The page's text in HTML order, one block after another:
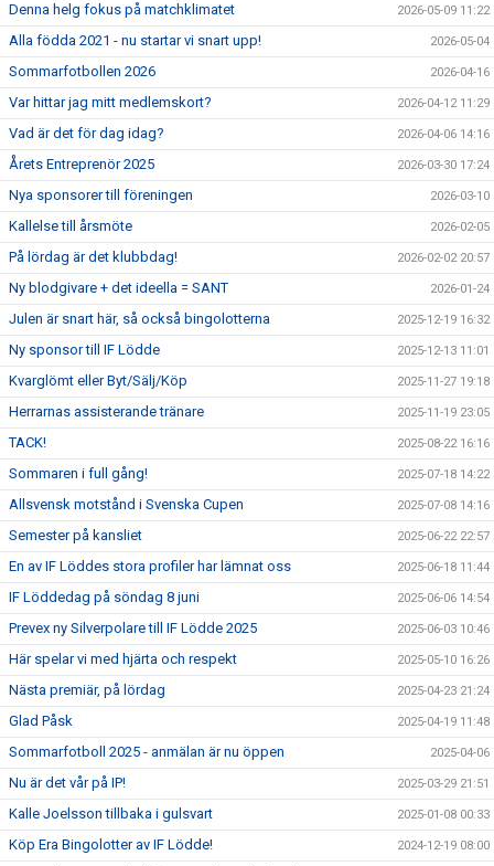
Denna helg fokus på matchklimatet 2026-05-09 11:22
Alla födda 2021 - nu startar vi snart upp! 2026-05-04
Sommarfotbollen 2026 2026-04-16
Var hittar jag mitt medlemskort? 2026-04-12 11:29
Vad är det för dag idag? 2026-04-06 14:16
Årets Entreprenör 2025 2026-03-30 17:24
Nya sponsorer till föreningen 2026-03-10
Kallelse till årsmöte 2026-02-05
På lördag är det klubbdag! 2026-02-02 20:57
Ny blodgivare + det ideella = SANT 2026-01-24
Julen är snart här, så också bingolotterna 2025-12-19 16:32
Ny sponsor till IF Lödde 2025-12-13 11:01
Kvarglömt eller Byt/Sälj/Köp 2025-11-27 19:18
Herrarnas assisterande tränare 2025-11-19 23:05
TACK! 2025-08-22 16:16
Sommaren i full gång! 2025-07-18 14:22
Allsvensk motstånd i Svenska Cupen 2025-07-08 14:16
Semester på kansliet 2025-06-22 22:57
En av IF Löddes stora profiler har lämnat oss 2025-06-18 11:44
IF Löddedag på söndag 8 juni 2025-06-06 14:54
Prevex ny Silverpolare till IF Lödde 2025 2025-06-03 10:46
Här spelar vi med hjärta och respekt 2025-05-10 16:26
Nästa premiär, på lördag 2025-04-23 21:24
Glad Påsk 2025-04-19 11:48
Sommarfotboll 2025 - anmälan är nu öppen 2025-04-06
Nu är det vår på IP! 2025-03-29 21:51
Kalle Joelsson tillbaka i gulsvart 2025-01-08 00:33
Köp Era Bingolotter av IF Lödde! 2024-12-19 08:00